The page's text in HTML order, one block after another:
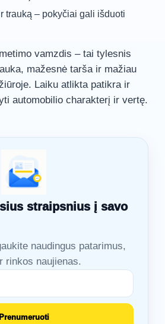
trauką – pokyčiai gali išduoti
vamzdis – tai tylesnis
mažesnė tarša ir mažiau
Laiku atlikta patikra ir
automobilio charakterį ir vertę.
straipsnius į savo
naudingus patarimus,
rinkos naujienas.
Prenumeruoti